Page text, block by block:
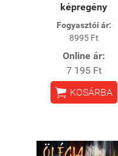
képregény
Fogyasztói ár:
8995 Ft
Online ár:
7 195 Ft
 KOSÁRBA